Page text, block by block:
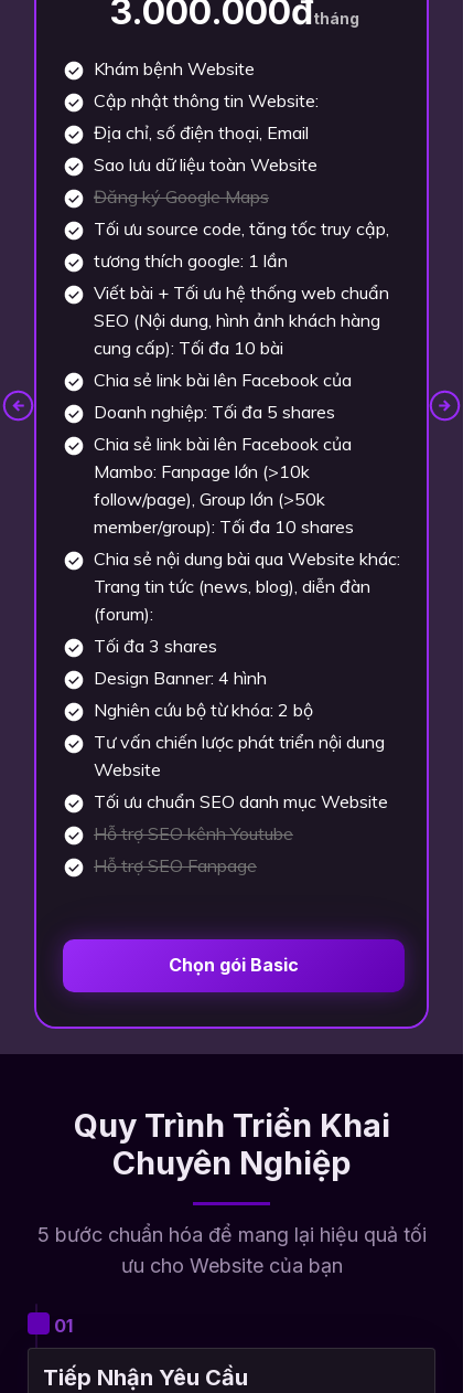
5.000.000đtháng
Khám bệnh Website
Cập nhật thông tin Website:
Địa chỉ, số điện thoại, Email
Sao lưu dữ liệu toàn Website
Đăng ký Google Maps
Tối ưu source code, tăng tốc truy cập,
tương thích google: 1 lần
Viết bài + Tối ưu hệ thống web chuẩn
SEO (Nội dung, hình ảnh khách hàng
cung cấp): Tối đa 20 bài
Chia sẻ link bài lên Facebook của
Doanh nghiệp: Tối đa 10 shares
Chia sẻ link bài lên Facebook của
Mambo: Fanpage lớn (>10k
follow/page), Group lớn (>50k
member/group): Tối đa 20 shares
Chia sẻ nội dung bài qua Website khác:
Trang tin tức (news, blog), diễn đàn
(forum):
Tối đa 6 shares
Design Banner: 8 hình
Nghiên cứu bộ từ khóa: 3 bộ
Tư vấn chiến lược phát triển nội dung
Website
Tối ưu chuẩn SEO danh mục Website
Hỗ trợ SEO kênh Youtube
Hỗ trợ SEO Fanpage
Tiếp Nhận Yêu Cầu
Quy Trình Triển Khai
Chuyên Nghiệp
5 bước chuẩn hóa để mang lại hiệu quả tối
ưu cho Website của bạn
01